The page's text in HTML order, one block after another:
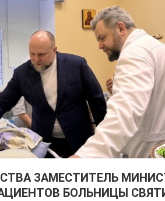
ЗАМЕСТИТЕЛЬ
БОЛЬНИЦЫ